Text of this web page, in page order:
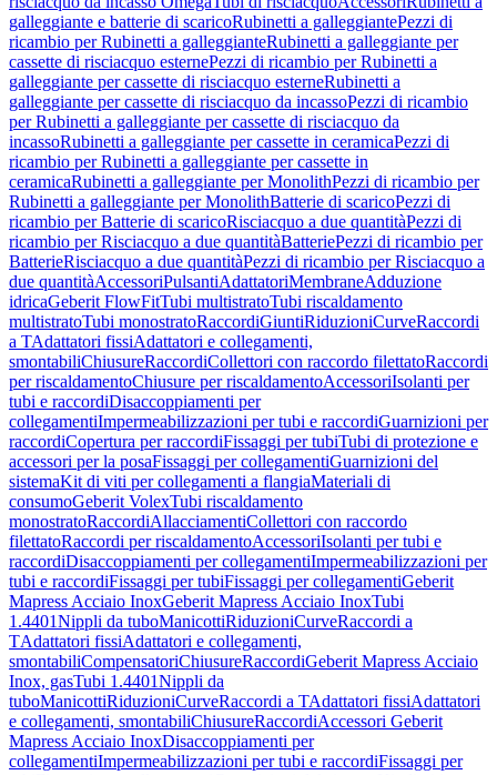
galleggiante e batterie di scaricoRubinetti a galleggiantePezzi di
ricambio per Rubinetti a galleggianteRubinetti a galleggiante per
cassette di risciacquo esternePezzi di ricambio per Rubinetti a
galleggiante per cassette di risciacquo esterneRubinetti a
galleggiante per cassette di risciacquo da incassoPezzi di ricambio
per Rubinetti a galleggiante per cassette di risciacquo da
incassoRubinetti a galleggiante per cassette in ceramicaPezzi di
ricambio per Rubinetti a galleggiante per cassette in
ceramicaRubinetti a galleggiante per MonolithPezzi di ricambio per
Rubinetti a galleggiante per MonolithBatterie di scaricoPezzi di
ricambio per Batterie di scaricoRisciacquo a due quantitàPezzi di
ricambio per Risciacquo a due quantitàBatteriePezzi di ricambio per
BatterieRisciacquo a due quantitàPezzi di ricambio per Risciacquo a
due quantitàAccessoriPulsantiAdattatoriMembraneAdduzione
idricaGeberit FlowFitTubi multistratoTubi riscaldamento
multistratoTubi monostratoRaccordiGiuntiRiduzioniCurveRaccordi
a TAdattatori fissiAdattatori e collegamenti,
smontabiliChiusureRaccordiCollettori con raccordo filettatoRaccordi
per riscaldamentoChiusure per riscaldamentoAccessoriIsolanti per
tubi e raccordiDisaccoppiamenti per
collegamentiImpermeabilizzazioni per tubi e raccordiGuarnizioni per
raccordiCopertura per raccordiFissaggi per tubiTubi di protezione e
accessori per la posaFissaggi per collegamentiGuarnizioni del
sistemaKit di viti per collegamenti a flangiaMateriali di
consumoGeberit VolexTubi riscaldamento
monostratoRaccordiAllacciamentiCollettori con raccordo
filettatoRaccordi per riscaldamentoAccessoriIsolanti per tubi e
raccordiDisaccoppiamenti per collegamentiImpermeabilizzazioni per
tubi e raccordiFissaggi per tubiFissaggi per collegamentiGeberit
Mapress Acciaio InoxGeberit Mapress Acciaio InoxTubi
1.4401Nippli da tuboManicottiRiduzioniCurveRaccordi a
TAdattatori fissiAdattatori e collegamenti,
smontabiliCompensatoriChiusureRaccordiGeberit Mapress Acciaio
Inox, gasTubi 1.4401Nippli da
tuboManicottiRiduzioniCurveRaccordi a TAdattatori fissiAdattatori
e collegamenti, smontabiliChiusureRaccordiAccessori Geberit
Mapress Acciaio InoxDisaccoppiamenti per
collegamentiImpermeabilizzazioni per tubi e raccordiFissaggi per